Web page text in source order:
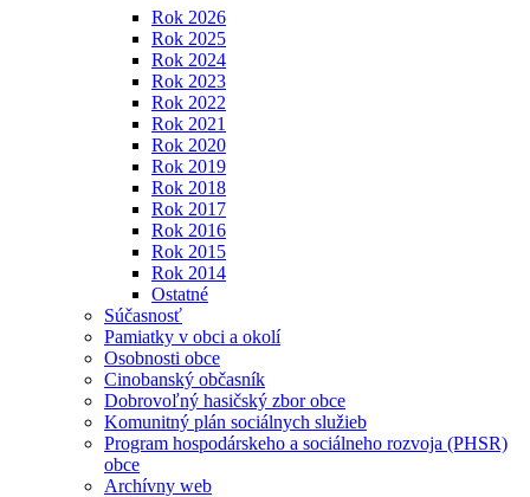
Rok 2026
Rok 2025
Rok 2024
Rok 2023
Rok 2022
Rok 2021
Rok 2020
Rok 2019
Rok 2018
Rok 2017
Rok 2016
Rok 2015
Rok 2014
Ostatné
Súčasnosť
Pamiatky v obci a okolí
Osobnosti obce
Cinobanský občasník
Dobrovoľný hasičský zbor obce
Komunitný plán sociálnych služieb
Program hospodárskeho a sociálneho rozvoja (PHSR)
obce
Archívny web